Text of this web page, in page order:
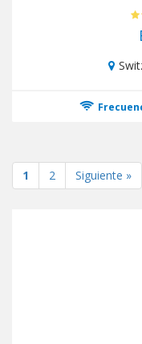
1 2 Siguiente »